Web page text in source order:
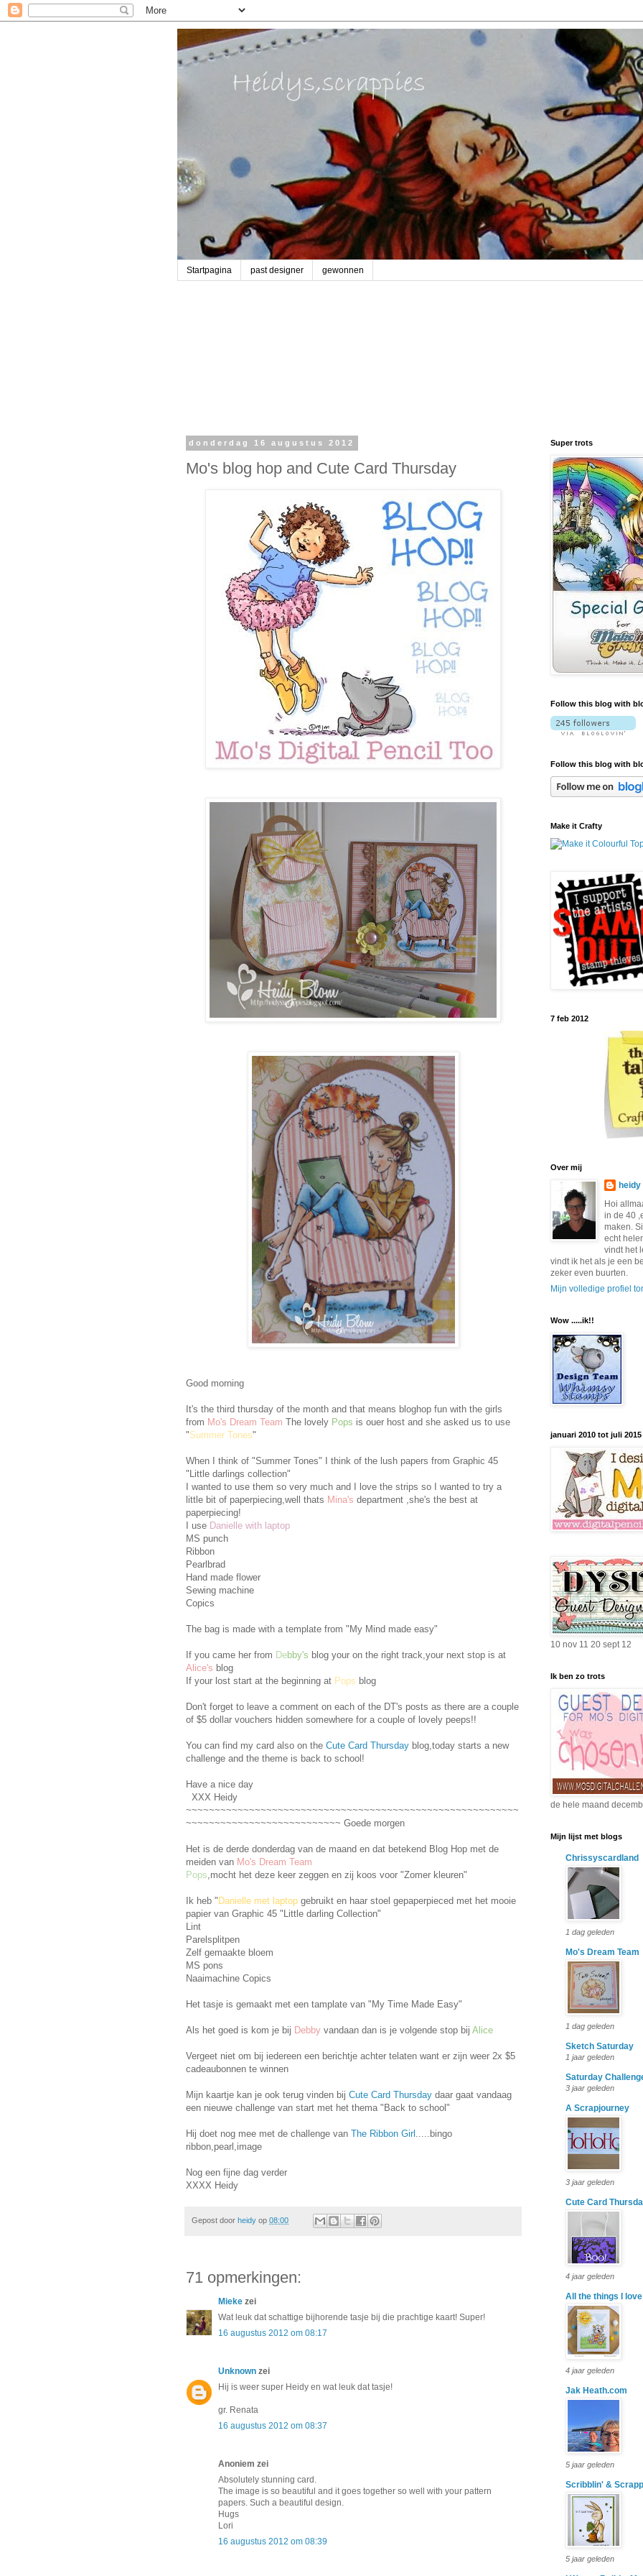
Startpagina past designer gewonnen
donderdag 16 augustus 2012
Mo's blog hop and Cute Card Thursday
Good morning
It's the third thursday of the month and that means bloghop fun with the girls
from Mo's Dream Team The lovely Pops is ouer host and she asked us to use
"Summer Tones"
When I think of "Summer Tones" I think of the lush papers from Graphic 45
"Little darlings collection"
I wanted to use them so very much and I love the strips so I wanted to try a
little bit of paperpiecing,well thats Mina's department ,she's the best at
paperpiecing!
I use Danielle with laptop
MS punch
Ribbon
Pearlbrad
Hand made flower
Sewing machine
Copics
The bag is made with a template from "My Mind made easy"
If you came her from Debby's blog your on the right track,your next stop is at
Alice's blog
If your lost start at the beginning at Pops blog
Don't forget to leave a comment on each of the DT's posts as there are a couple
of $5 dollar vouchers hidden somewhere for a couple of lovely peeps!!
You can find my card also on the Cute Card Thursday blog,today starts a new
challenge and the theme is back to school!
Have a nice day
XXX Heidy
~~~~~~~~~~~~~~~~~~~~~~~~~~~~~~~~~~~~~~~~~~~~~~~~~~~~~~~~~~
~~~~~~~~~~~~~~~~~~~~~~~~~~~ Goede morgen
Het is de derde donderdag van de maand en dat betekend Blog Hop met de
meiden van Mo's Dream Team
Pops,mocht het deze keer zeggen en zij koos voor "Zomer kleuren"
Ik heb " Danielle met laptop gebruikt en haar stoel gepaperpieced met het mooie
papier van Graphic 45 "Little darling Collection"
Lint
Parelsplitpen
Zelf gemaakte bloem
MS pons
Naaimachine Copics
Het tasje is gemaakt met een tamplate van "My Time Made Easy"
Als het goed is kom je bij Debby vandaan dan is je volgende stop bij Alice
Vergeet niet om bij iedereen een berichtje achter telaten want er zijn weer 2x $5
cadeaubonnen te winnen
Mijn kaartje kan je ook terug vinden bij Cute Card Thursday daar gaat vandaag
een nieuwe challenge van start met het thema "Back to school"
Hij doet nog mee met de challenge van The Ribbon Girl .....bingo
ribbon,pearl,image
Nog een fijne dag verder
XXXX Heidy
Gepost door heidy op 08:00
71 opmerkingen:
Mieke zei
Wat leuk dat schattige bijhorende tasje bij die prachtige kaart! Super!
16 augustus 2012 om 08:17
Unknown zei
Hij is weer super Heidy en wat leuk dat tasje!
gr. Renata
16 augustus 2012 om 08:37
Anoniem zei
Absolutely stunning card.
The image is so beautiful and it goes together so well with your pattern
papers. Such a beautiful design.
Hugs
Lori
16 augustus 2012 om 08:39
Super trots
Follow this blog with
Follow this blog with
Make it Crafty
7 feb 2012
Over mij
heidy
Hoi
in de 40
maken.
echt
vindt het
vindt ik het als je een
zeker even buurten.
Mijn volledige profiel
Wow .....ik!!
januari 2010 tot juli 2015
10 nov 11 20 sept 12
Ik ben zo trots
de hele maand
Mijn lijst met blogs
Chrissyscardland
1 dag geleden
Mo's Dream Team
1 dag geleden
Sketch Saturday
1 jaar geleden
Saturday
3 jaar geleden
A Scrapjourney
3 jaar geleden
Cute Card
4 jaar geleden
All the things I love
4 jaar geleden
Jak Heath.com
5 jaar geleden
Scribblin' &
5 jaar geleden